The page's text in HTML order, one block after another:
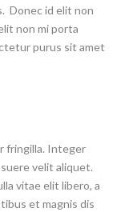
Donec id elit non
non mi porta
purus sit amet
fringilla. Integer
velit aliquet.
vitae elit libero, a
et magnis dis